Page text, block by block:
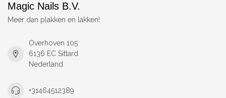
Magic Nails B.V.
Meer dan plakken en lakken!
Overhoven 105
6136 EC Sittard
Nederland
+31464512389